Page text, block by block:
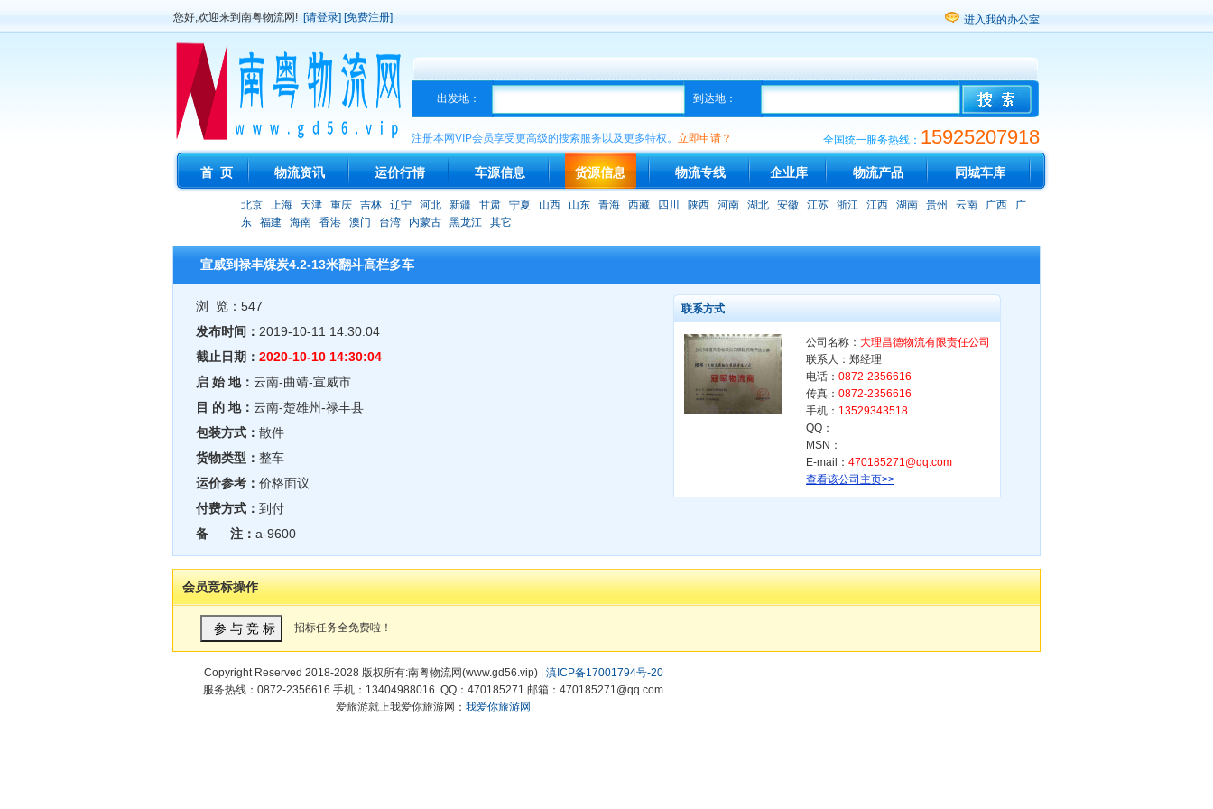
您好,欢迎来到南粤物流网! [请登录] [免费注册] 进入我的办公室
出发地： 到达地：
注册本网VIP会员享受更高级的搜索服务以及更多特权。 立即申请？ 全国统一服务热线： 15925207918
首 页 物流资讯 运价行情 车源信息 货源信息 物流专线 企业库 物流产品 同城车库
北京 上海 天津 重庆 吉林 辽宁 河北 新疆 甘肃 宁夏 山西 山东 青海 西藏 四川 陕西 河南 湖北 安徽 江苏 浙江 江西 湖南 贵州 云南 广西
广
东
福建 海南 香港 澳门 台湾 内蒙古 黑龙江 其它
宣威到禄丰煤炭4.2-13米翻斗高栏多车
浏 览：547
发布时间： 2019-10-11 14:30:04
截止日期： 2020-10-10 14:30:04
启 始 地： 云南-曲靖-宣威市
目 的 地： 云南-楚雄州-禄丰县
包装方式： 散件
货物类型： 整车
运价参考： 价格面议
付费方式： 到付
备 注： a-9600
联系方式
公司名称： 大理昌德物流有限责任公司
联系人：郑经理
电话： 0872-2356616
传真： 0872-2356616
手机： 13529343518
QQ：
MSN：
E-mail： 470185271@qq.com
查看该公司主页>>
会员竞标操作
招标任务全免费啦！
Copyright Reserved 2018-2028 版权所有:南粤物流网(www.gd56.vip) | 滇ICP备17001794号-20
服务热线：0872-2356616 手机：13404988016 QQ：470185271 邮箱：470185271@qq.com
爱旅游就上我爱你旅游网： 我爱你旅游网